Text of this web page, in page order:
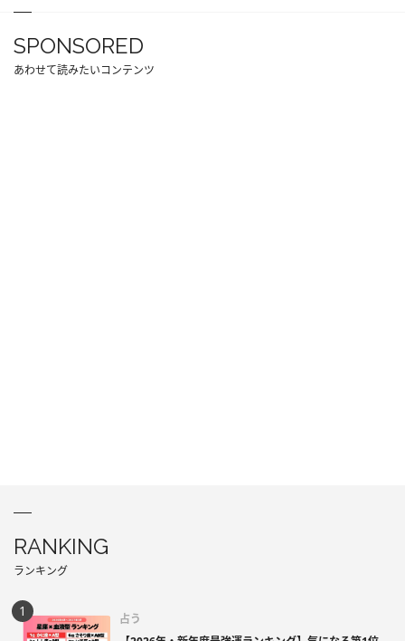
SPONSORED
あわせて読みたいコンテンツ
RANKING
ランキング
占う